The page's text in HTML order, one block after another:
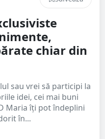
chiar din
sau vrei să participi la
idei, cei mai buni
Maria îți pot îndeplini
în...